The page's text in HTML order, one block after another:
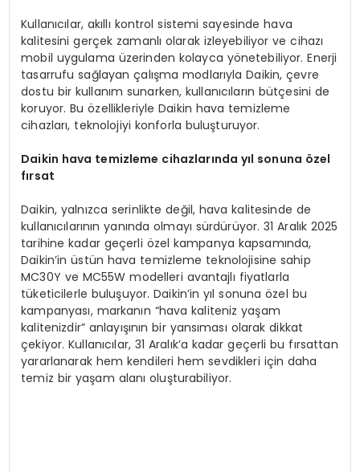
Kullanıcılar, akıllı kontrol sistemi sayesinde hava
kalitesini gerçek zamanlı olarak izleyebiliyor ve cihazı
mobil uygulama üzerinden kolayca yönetebiliyor. Enerji
tasarrufu sağlayan çalışma modlarıyla Daikin, çevre
dostu bir kullanım sunarken, kullanıcıların bütçesini de
koruyor. Bu özellikleriyle Daikin hava temizleme
cihazları, teknolojiyi konforla buluşturuyor.
Daikin hava temizleme cihazlarında yıl sonuna özel
fırsat
Daikin, yalnızca serinlikte değil, hava kalitesinde de
kullanıcılarının yanında olmayı sürdürüyor. 31 Aralık 2025
tarihine kadar geçerli özel kampanya kapsamında,
Daikin’in üstün hava temizleme teknolojisine sahip
MC30Y ve MC55W modelleri avantajlı fiyatlarla
tüketicilerle buluşuyor. Daikin’in yıl sonuna özel bu
kampanyası, markanın “hava kaliteniz yaşam
kalitenizdir” anlayışının bir yansıması olarak dikkat
çekiyor. Kullanıcılar, 31 Aralık’a kadar geçerli bu fırsattan
yararlanarak hem kendileri hem sevdikleri için daha
temiz bir yaşam alanı oluşturabiliyor.